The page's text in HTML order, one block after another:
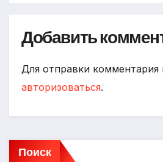
Добавить
Для отправки
авторизоваться.
Поиск